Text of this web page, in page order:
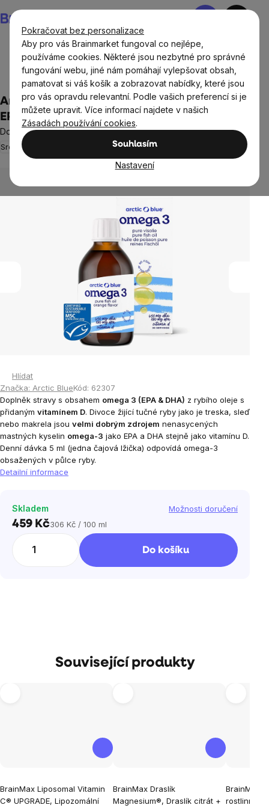
Pokračovat bez personalizace
Aby pro vás Brainmarket fungoval co nejlépe,
používáme cookies. Některé jsou nezbytné pro správné
fungování webu, jiné nám pomáhají vylepšovat obsah,
pamatovat si váš košík a zobrazovat nabídky, které jsou
pro vás opravdu relevantní. Podle vašich preferencí si je
můžete upravit. Více informací najdete v našich
Zásadách používání cookies.
Souhlasím
Nastavení
na
obsah
Nákupní
Doplňky stravy a výživa Tuky Omega 3
Arctic Blue Omega 3, 450 mg DHA, 380 mg
EPA, Vitamin D 400 IU, 150 ml
Doplněk stravy
Srdce a cévy
je
Neohodnoceno
Hlídat
Značka: Arctic BlueKód: 62307
Doplněk stravy s obsahem omega 3 (EPA & DHA) z rybího oleje s
přidaným vitamínem D. Divoce žijící tučné ryby jako je treska, sleď
nebo makrela jsou velmi dobrým zdrojem nenasycených
mastných kyselin omega-3 jako EPA a DHA stejně jako vitamínu D.
Denní dávka 5 ml (jedna čajová lžička) odpovídá omega-3
obsažených v půlce ryby.
Detailní informace
Skladem Možnosti doručení
459 KčMěrná
306 Kč / 100 ml
Do košíku
Související produkty
BrainMax Liposomal Vitamin
C® UPGRADE, Lipozomální
hodnocení
BrainMax Draslík
Magnesium®, Draslík citrát +
hodnocení
BrainMax